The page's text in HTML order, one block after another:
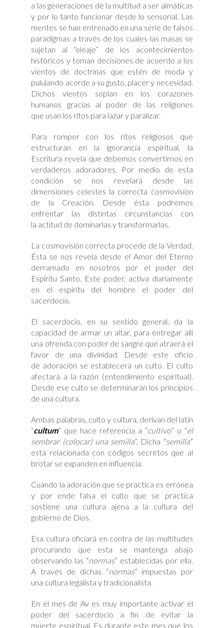
a las generaciones de la multitud a ser almáticas
y por lo tanto funcionar desde lo sensorial. Las
mentes se han entrenado en una serie de falsos
paradigmas a través de los cuales las masas se
sujetan al “oleaje” de los acontecimientos
históricos y toman decisiones de acuerdo a los
vientos de doctrinas que estén de moda y
pululando acorde a su gusto, placer y necesidad.
Dichos vientos soplan en los corazones
humanos gracias al poder de las religiones
que usan los ritos para lazar y paralizar.
Para romper con los ritos religiosos que
estructuran en la ignorancia espiritual, la
Escritura revela que debemos convertirnos en
verdaderos adoradores. Por medio de esta
condición se nos revelará desde las
dimensiones celestes la correcta cosmovisión
de la Creación. Desde ésta podremos
enfrentar las distintas circunstancias con
la actitud de dominarlas y transformarlas.
La cosmovisión correcta procede de la Verdad.
Ésta se nos revela desde el Amor del Eterno
derramado en nosotros por el poder del
Espíritu Santo. Este poder, activa diariamente
en el espíritu del hombre el poder del
sacerdocio.
El sacerdocio, en su sentido general, da la
capacidad de armar un altar, para entregar allí
una ofrenda con poder de sangre que atraerá el
favor de una divinidad. Desde este oficio
de adoración se establecerá un culto. El culto
afectará a la razón (entendimiento espiritual).
Desde ese culto se determinarán los principios
de una cultura.
Ambas palabras, culto y cultura, derivan del latín
“cultum” que hace referencia a “cultivo” o “el
sembrar (colocar) una semilla”. Dicha “semilla”
está relacionada con códigos secretos que al
brotar se expanden en influencia.
Cuando la adoración que se practica es errónea
y por ende falsa el culto que se practica
sostiene una cultura ajena a la cultura del
gobierno de Dios.
Esa cultura oficiará en contra de las multitudes
procurando que esta se mantenga abajo
observando las “normas” establecidas por ella.
A través de dichas “normas” impuestas por
una cultura legalista y tradicionalista.
En el mes de Av es muy importante activar el
poder del sacerdocio a fin de evitar la
muerte espiritual. Es durante este mes que los